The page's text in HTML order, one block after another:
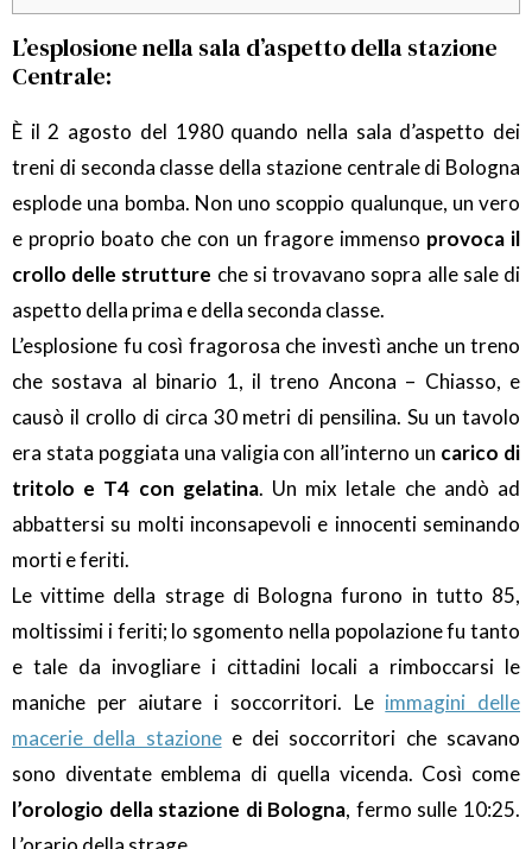
L’esplosione nella sala d’aspetto della stazione
Centrale:
È il 2 agosto del 1980 quando nella sala d’aspetto dei
treni di seconda classe della stazione centrale di Bologna
esplode una bomba. Non uno scoppio qualunque, un vero
e proprio boato che con un fragore immenso provoca il
crollo delle strutture che si trovavano sopra alle sale di
aspetto della prima e della seconda classe.
L’esplosione fu così fragorosa che investì anche un treno
che sostava al binario 1, il treno Ancona – Chiasso, e
causò il crollo di circa 30 metri di pensilina. Su un tavolo
era stata poggiata una valigia con all’interno un carico di
tritolo e T4 con gelatina. Un mix letale che andò ad
abbattersi su molti inconsapevoli e innocenti seminando
morti e feriti.
Le vittime della strage di Bologna furono in tutto 85,
moltissimi i feriti; lo sgomento nella popolazione fu tanto
e tale da invogliare i cittadini locali a rimboccarsi le
maniche per aiutare i soccorritori. Le immagini delle
macerie della stazionee dei soccorritori che scavano
sono diventate emblema di quella vicenda. Così come
l’orologio della stazione di Bologna, fermo sulle 10:25.